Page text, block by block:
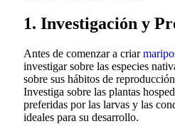
1. Investigación y
Antes de comenzar a criar
investigar sobre las especies
sobre sus hábitos de
Investiga sobre las plantas
preferidas por las larvas y las
ideales para su desarrollo.